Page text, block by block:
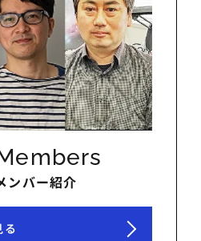
Members
ンバー紹介
る